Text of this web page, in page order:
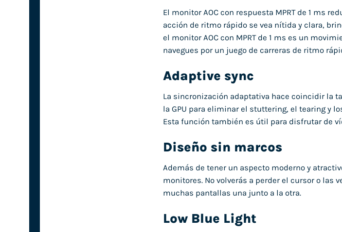
El monitor AOC con respuesta MPRT de 1 ms
acción de ritmo rápido se vea nítida y clara,
el monitor AOC con MPRT de 1 ms es un
navegues por un juego de carreras de ritmo
Adaptive sync
La sincronización adaptativa hace coincidir la
la GPU para eliminar el stuttering, el tearing y
Esta función también es útil para disfrutar de
Diseño sin marcos
Además de tener un aspecto moderno y
monitores. No volverás a perder el cursor o las
muchas pantallas una junto a la otra.
Low Blue Light